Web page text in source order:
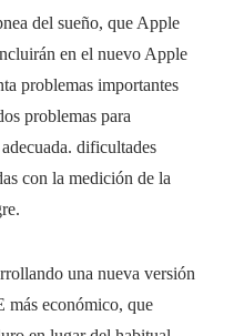
del sueño, que Apple
en el nuevo Apple
problemas importantes
problemas para
dificultades
con la medición de la
una nueva versión
más económico, que